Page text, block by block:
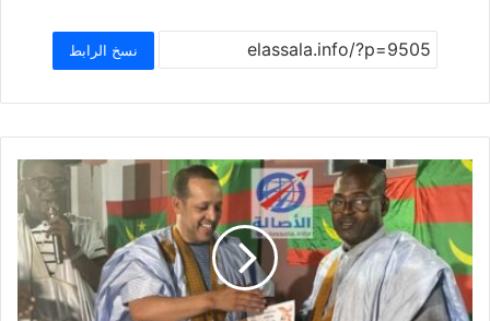
c
e
b
o
o
k
st
o
d
o
n
ai
l
at
s
A
p
p
ar
e
نسخ الرابط